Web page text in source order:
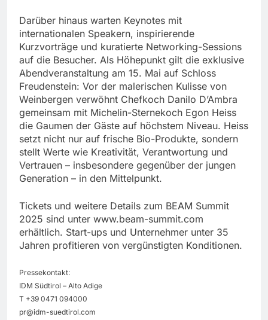
Darüber hinaus warten Keynotes mit
internationalen Speakern, inspirierende
Kurzvorträge und kuratierte Networking-Sessions
auf die Besucher. Als Höhepunkt gilt die exklusive
Abendveranstaltung am 15. Mai auf Schloss
Freudenstein: Vor der malerischen Kulisse von
Weinbergen verwöhnt Chefkoch Danilo D’Ambra
gemeinsam mit Michelin-Sternekoch Egon Heiss
die Gaumen der Gäste auf höchstem Niveau. Heiss
setzt nicht nur auf frische Bio-Produkte, sondern
stellt Werte wie Kreativität, Verantwortung und
Vertrauen – insbesondere gegenüber der jungen
Generation – in den Mittelpunkt.
Tickets und weitere Details zum BEAM Summit
2025 sind unter www.beam-summit.com
erhältlich. Start-ups und Unternehmer unter 35
Jahren profitieren von vergünstigten Konditionen.
Pressekontakt:
IDM Südtirol – Alto Adige
T +39 0471 094000
pr@idm-suedtirol.com